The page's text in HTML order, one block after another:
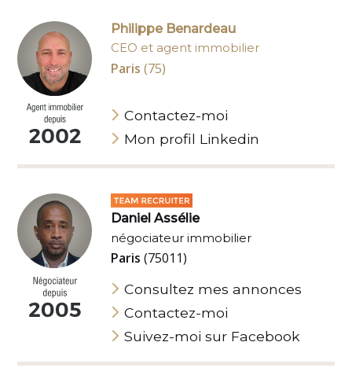
Philippe Benardeau
CEO et agent immobilier
Paris(75)
Contactez-moi
Mon profil Linkedin
Daniel Assélie
négociateur immobilier
Paris(75011)
Consultez mes annonces
Contactez-moi
Suivez-moi sur Facebook